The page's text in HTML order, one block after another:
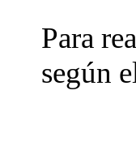
Para
según